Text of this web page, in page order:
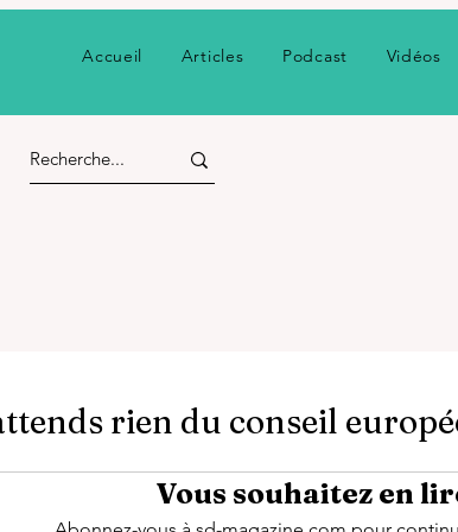
Accueil Articles Podcast Vidéos
rien du conseil
Vous souhaitez en